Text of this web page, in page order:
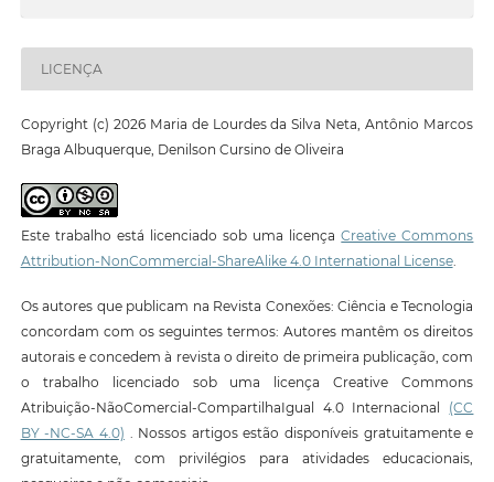
LICENÇA
Copyright (c) 2026 Maria de Lourdes da Silva Neta, Antônio Marcos
Braga Albuquerque, Denilson Cursino de Oliveira
Este trabalho está licenciado sob uma licençaCreative Commons
Attribution-NonCommercial-ShareAlike 4.0 International License.
Os autores que publicam na Revista Conexões: Ciência e Tecnologia
concordam com os seguintes termos: Autores mantêm os direitos
autorais e concedem à revista o direito de primeira publicação, com
o trabalho licenciado sob uma licença Creative Commons
Atribuição-NãoComercial-CompartilhaIgual 4.0 Internacional (CC
BY -NC-SA 4.0) . Nossos artigos estão disponíveis gratuitamente e
gratuitamente, com privilégios para atividades educacionais,